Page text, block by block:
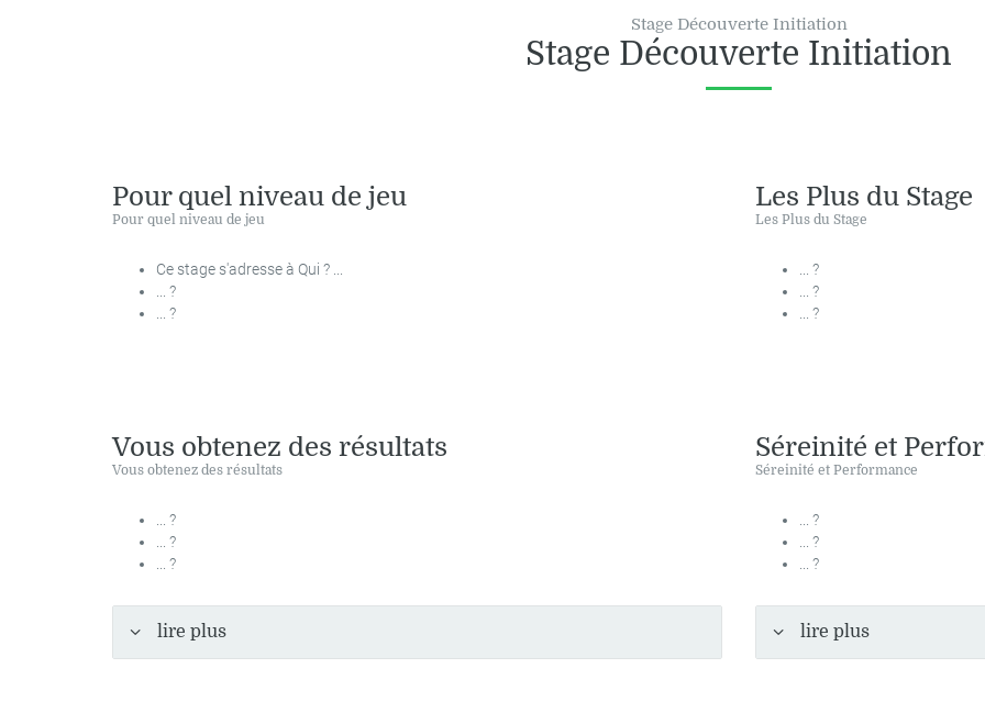
Stage Découverte Initiation
Stage Découverte Initiation
Pour quel niveau de jeu
Pour quel niveau de jeu
Ce stage s'adresse à Qui ? ...
... ?
... ?
Les Plus du Stage
Les Plus du Stage
... ?
... ?
... ?
Vous obtenez des résultats
Vous obtenez des résultats
... ?
... ?
... ?
lire plus
Séreinité et
Séreinité et Performance
... ?
... ?
... ?
lire plus